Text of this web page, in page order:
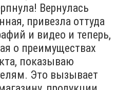
Вернулась
привезла оттуда
и видео и теперь,
о преимуществах
показываю
Это вызывает